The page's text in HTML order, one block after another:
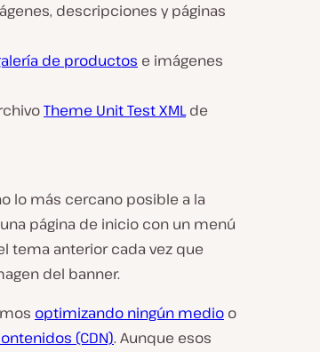
descripciones y páginas
de productos e imágenes
Theme Unit Test XMLde
lo más cercano posible a la
página de inicio con un menú
tema anterior cada vez que
del banner.
optimizando ningún medio o
(CDN). Aunque esos